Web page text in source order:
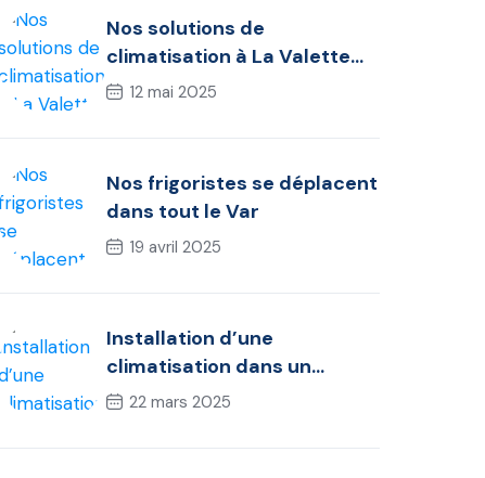
Nos solutions de
climatisation à La Valette
du Var
12 mai 2025
Nos frigoristes se déplacent
dans tout le Var
19 avril 2025
Installation d’une
climatisation dans un
appartement
22 mars 2025